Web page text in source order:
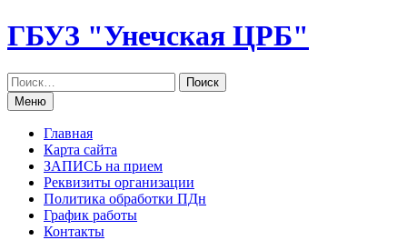
Перейти
к
ГБУЗ "Унечская ЦРБ"
Меню
Главная
Карта сайта
ЗАПИСЬ на прием
Реквизиты организации
Политика обработки ПДн
График работы
Контакты